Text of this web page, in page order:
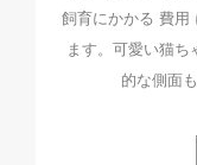
飼育にかかる 費用
ます。可愛い猫ち
的な側面